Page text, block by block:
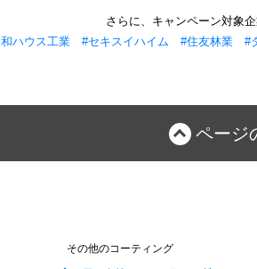
さらに、キャンペーン対象
ハウス工業 #セキスイハイム #住友林業 #
ページ
その他のコーティング